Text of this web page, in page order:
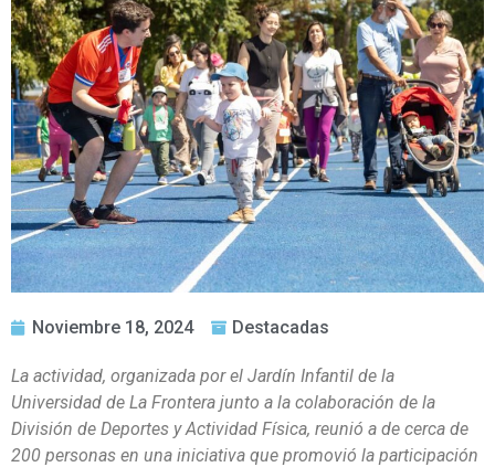
Noviembre 18, 2024 Destacadas
La actividad, organizada por el Jardín Infantil de la
Universidad de La Frontera junto a la colaboración de la
División de Deportes y Actividad Física, reunió a de cerca de
200 personas en una iniciativa que promovió la participación